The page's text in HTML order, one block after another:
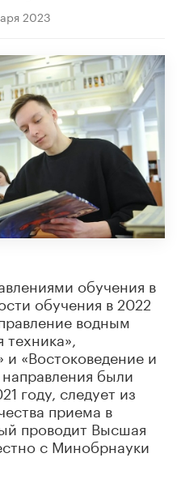
2023
обучения в
обучения в 2022
водным
«Востоковедение и
были
году, следует из
приема в
проводит Высшая
с Минобрнауки